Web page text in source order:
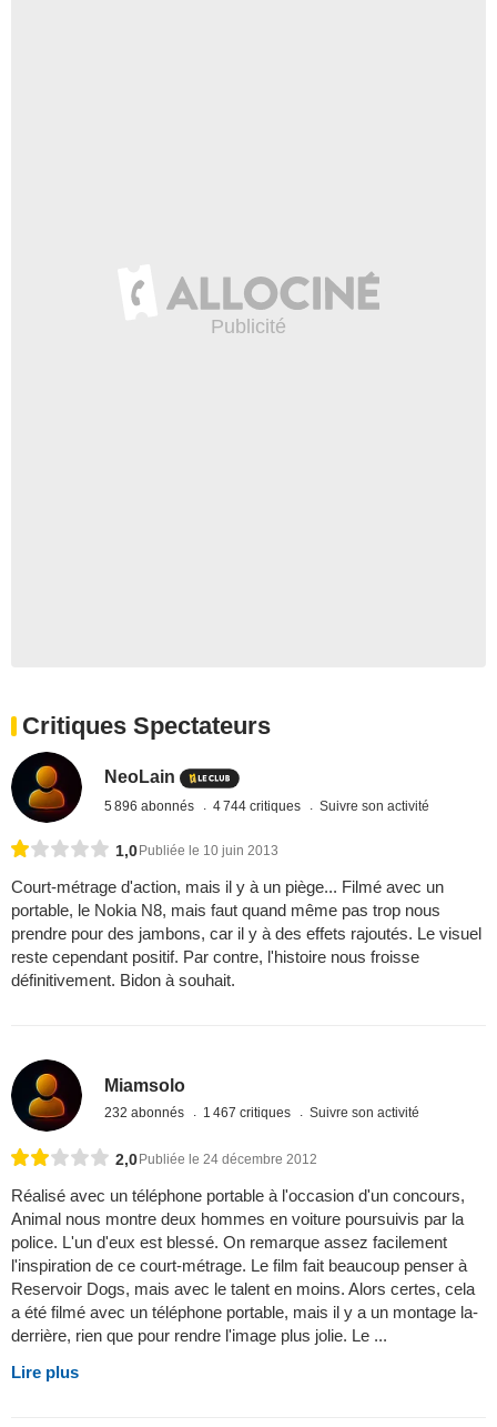
Critiques Spectateurs
NeoLain
5 896 abonnés 4 744 critiques Suivre son activité
1,0 Publiée le 10 juin 2013
Court-métrage d'action, mais il y à un piège... Filmé avec un
portable, le Nokia N8, mais faut quand même pas trop nous
prendre pour des jambons, car il y à des effets rajoutés. Le visuel
reste cependant positif. Par contre, l'histoire nous froisse
définitivement. Bidon à souhait.
Miamsolo
232 abonnés 1 467 critiques Suivre son activité
2,0Publiée le 24 décembre 2012
Réalisé avec un téléphone portable à l'occasion d'un concours,
Animal nous montre deux hommes en voiture poursuivis par la
police. L'un d'eux est blessé. On remarque assez facilement
l'inspiration de ce court-métrage. Le film fait beaucoup penser à
Reservoir Dogs, mais avec le talent en moins. Alors certes, cela
a été filmé avec un téléphone portable, mais il y a un montage la-
derrière, rien que pour rendre l'image plus jolie. Le ...
Lire plus